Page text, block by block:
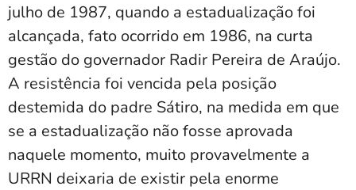
julho de 1987, quando a estadualização foi
alcançada, fato ocorrido em 1986, na curta
gestão do governador Radir Pereira de Araújo.
A resistência foi vencida pela posição
destemida do padre Sátiro, na medida em que
se a estadualização não fosse aprovada
naquele momento, muito provavelmente a
URRN deixaria de existir pela enorme